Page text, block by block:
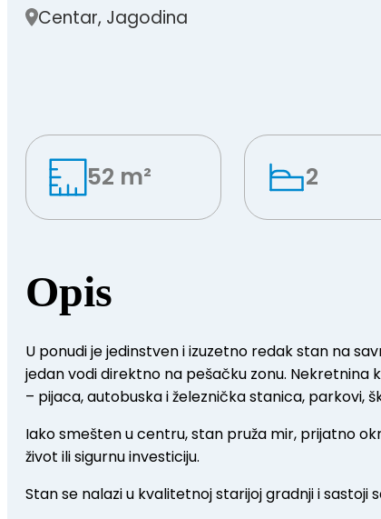
Centar, Jagodina
52 m² 2
Opis
U ponudi je jedinstven i izuzetno redak stan na
jedan vodi direktno na pešačku zonu. Nekretnina
– pijaca, autobuska i železnička stanica, parkovi,
Iako smešten u centru, stan pruža mir, prijatno
život ili sigurnu investiciju.
Stan se nalazi u kvalitetnoj starijoj gradnji i sastoji